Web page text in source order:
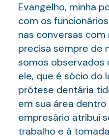
Evangelho, minha
com os
nas conversas
precisa sempre de
somos observados
ele, que é sócio do
prótese dentária
em sua área dentro
empresário atribui
trabalho e à